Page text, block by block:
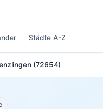
Städte A-Z
(72654)